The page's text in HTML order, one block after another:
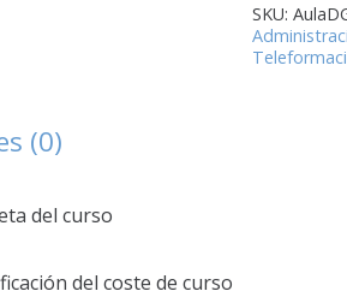
SKU:
(0)
del curso
del coste de curso